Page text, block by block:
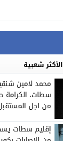
الأكثر شعبية
محمد لامين
سطات، الكرامة
من اجل
إقليم سطات